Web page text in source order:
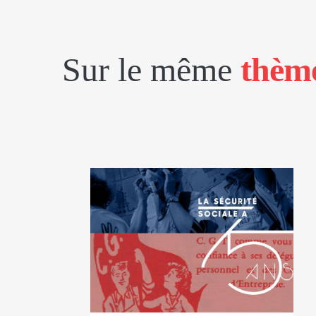
Sur le même